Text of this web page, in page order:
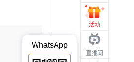
活动
直播间
WhatsApp